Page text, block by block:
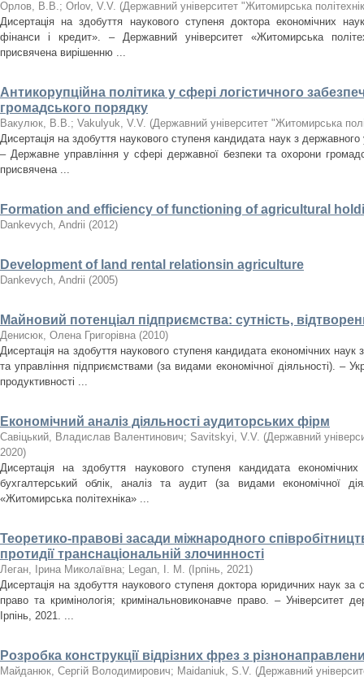
Орлов, В.В.; Orlov, V.V. (Державний університет "Житомирська
Дисертація на здобуття наукового ступеня доктора економічних
фінанси і кредит». – Державний університет «Житомирська
присвячена вирішенню ...
Антикорупційна політика у сфері логістичного
громадського порядку
Вакулюк, В.В.; Vakulyuk, V.V. (Державний університет "Житомирська
Дисертація на здобуття наукового ступеня кандидата наук з
– Державне управління у сфері державної безпеки та охорони
присвячена ...
Formation and efficiency of functioning of agricultural
Dankevych, Andrii (2012)
Development of land rental relationsin agriculture
Dankevych, Andrii (2005)
Майновий потенціал підприємства: сутність,
Денисюк, Олена Григорівна (2010)
Дисертація на здобуття наукового ступеня кандидата економічних наук
та управління підприємствами (за видами економічної діяльності). –
продуктивності ...
Економічний аналіз діяльності аудиторських фірм
Савіцький, Владислав Валентинович; Savitskyi, V.V. (Державний
2020)
Дисертація на здобуття наукового ступеня кандидата
бухгалтерський облік, аналіз та аудит (за видами економічної
«Житомирська політехніка» ...
Теоретико-правові засади міжнародного
протидії транснаціональній злочинності
Леган, Ірина Миколаївна; Legan, I. M. ( Ірпінь, 2021)
Дисертація на здобуття наукового ступеня доктора юридичних наук за
право та кримінологія; кримінальновиконавче право. – Університет
Ірпінь, 2021. ...
Розробка конструкції відрізних фрез з
Майданюк, Сергій Володимирович; Maidaniuk, S.V. (Державний